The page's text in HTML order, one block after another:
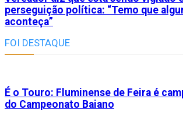
perseguição política: “Temo que
aconteça”
FOI DESTAQUE
É o Touro: Fluminense de Feira é
do Campeonato Baiano